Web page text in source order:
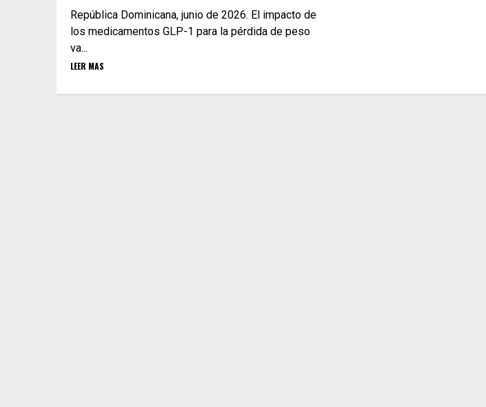
República Dominicana, junio de 2026. El impacto de
los medicamentos GLP-1 para la pérdida de peso
va...
LEER MAS